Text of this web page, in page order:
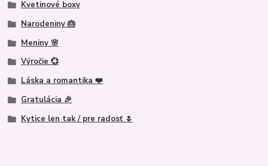
Kvetinové boxy
Narodeniny 🎂
Meniny 🌸
Výročie 💞
Láska a romantika ❤️
Gratulácia 🎉
Kytice len tak / pre radosť 🌷